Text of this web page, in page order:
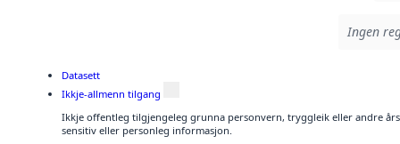
Ingen
Datasett
Ikkje-allmenn tilgang
Ikkje offentleg tilgjengeleg grunna personvern, tryggleik eller andre
sensitiv eller personleg informasjon.